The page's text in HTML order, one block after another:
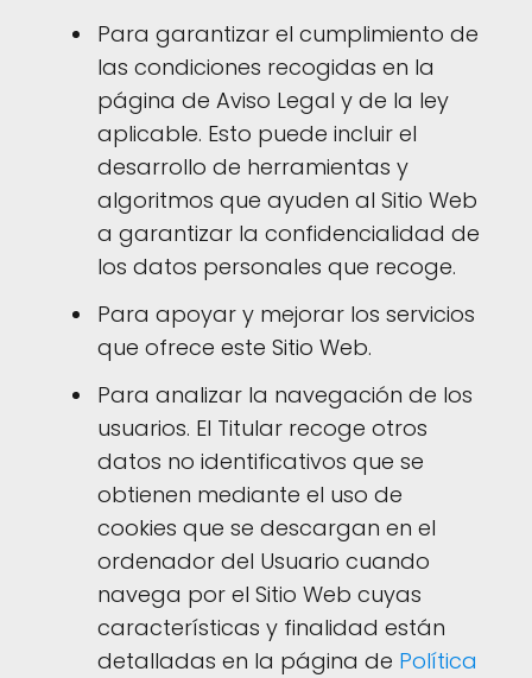
Para garantizar el cumplimiento de
las condiciones recogidas en la
página de Aviso Legal y de la ley
aplicable. Esto puede incluir el
desarrollo de herramientas y
algoritmos que ayuden al Sitio Web
a garantizar la confidencialidad de
los datos personales que recoge.
Para apoyar y mejorar los servicios
que ofrece este Sitio Web.
Para analizar la navegación de los
usuarios. El Titular recoge otros
datos no identificativos que se
obtienen mediante el uso de
cookies que se descargan en el
ordenador del Usuario cuando
navega por el Sitio Web cuyas
características y finalidad están
detalladas en la página de Política